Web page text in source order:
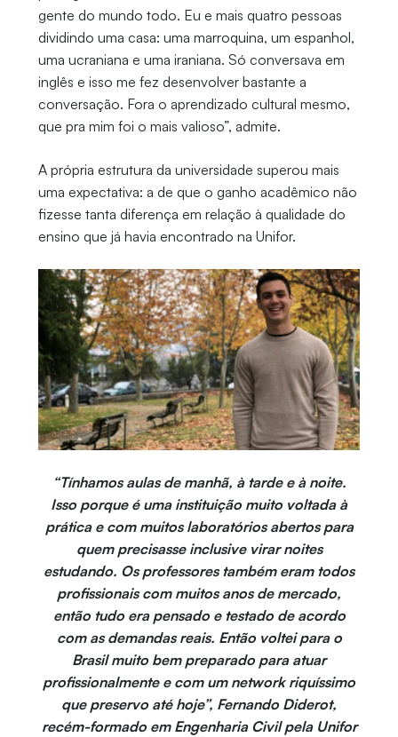
gente do mundo todo. Eu e mais quatro pessoas
dividindo uma casa: uma marroquina, um espanhol,
uma ucraniana e uma iraniana. Só conversava em
inglês e isso me fez desenvolver bastante a
conversação. Fora o aprendizado cultural mesmo,
que pra mim foi o mais valioso”, admite.
A própria estrutura da universidade superou mais
uma expectativa: a de que o ganho acadêmico não
fizesse tanta diferença em relação à qualidade do
ensino que já havia encontrado na Unifor.
“Tínhamos aulas de manhã, à tarde e à noite.
Isso porque é uma instituição muito voltada à
prática e com muitos laboratórios abertos para
quem precisasse inclusive virar noites
estudando. Os professores também eram todos
profissionais com muitos anos de mercado,
então tudo era pensado e testado de acordo
com as demandas reais. Então voltei para o
Brasil muito bem preparado para atuar
profissionalmente e com um network riquíssimo
que preservo até hoje”, Fernando Diderot,
recém-formado em Engenharia Civil pela Unifor